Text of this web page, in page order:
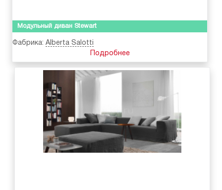
Модульный диван Stewart
Фабрика: Alberta Salotti
Подробнее